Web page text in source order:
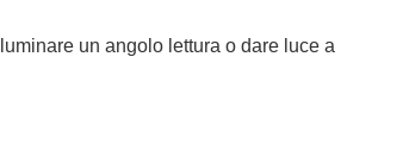
un angolo lettura o dare luce a